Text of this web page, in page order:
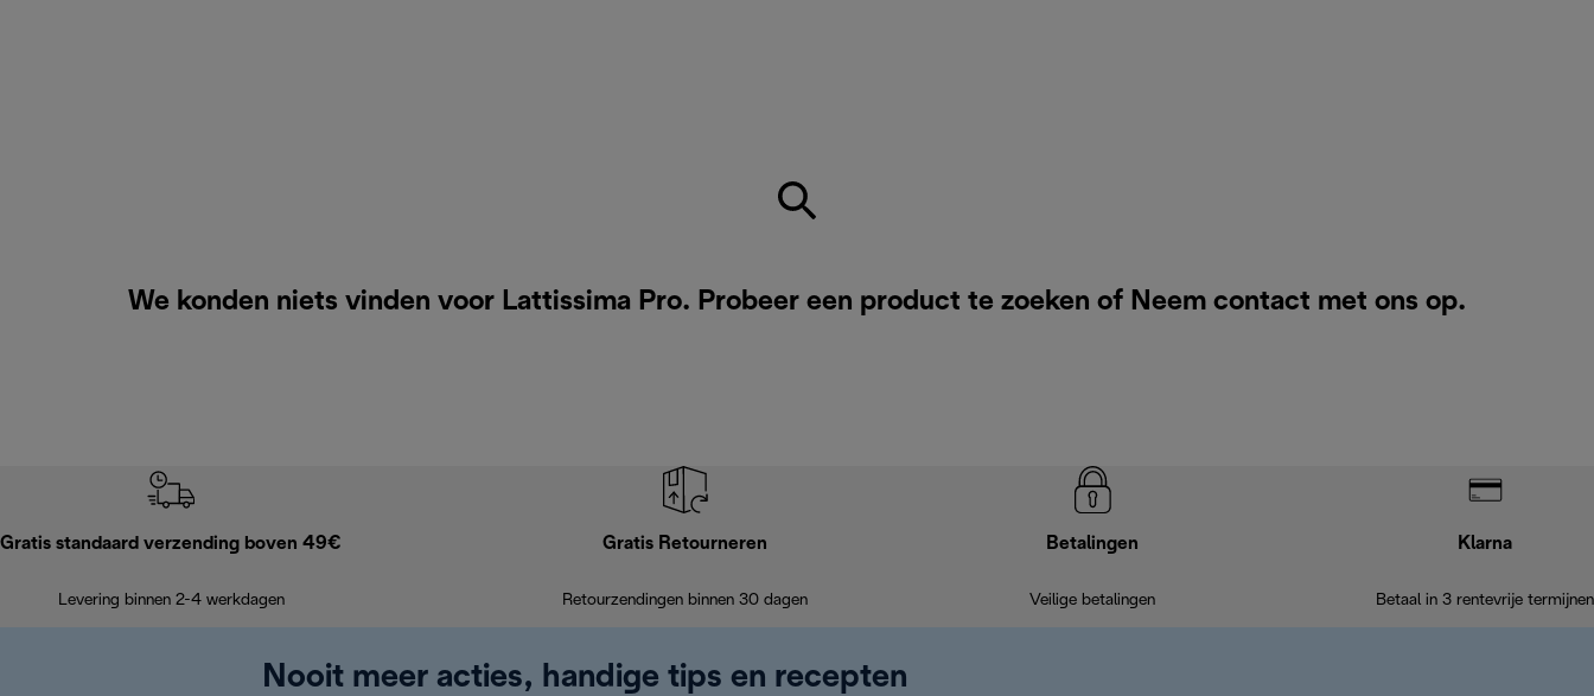
We konden niets vinden voor Lattissima Pro. Probeer een product te zoeken of Neem contact met ons op.
Gratis standaard verzending boven 49€
Levering binnen 2-4 werkdagen
Gratis Retourneren
Retourzendingen binnen 30 dagen
Betalingen
Veilige betalingen
Klarna
Betaal in 3 rentevrije termijnen
Nooit meer acties, handige tips en recepten